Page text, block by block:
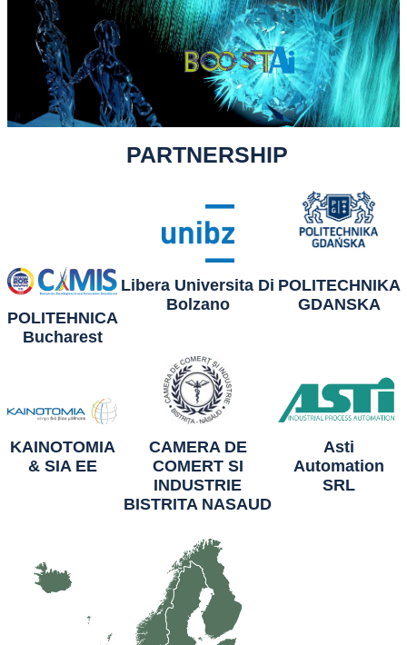
PARTNERSHIP
POLITEHNICA
Bucharest
Libera Universita Di
Bolzano
POLITECHNIKA
GDANSKA
KAINOTOMIA
& SIA EE
CAMERA DE
COMERT SI
INDUSTRIE
BISTRITA NASAUD
Asti
Automation
SRL